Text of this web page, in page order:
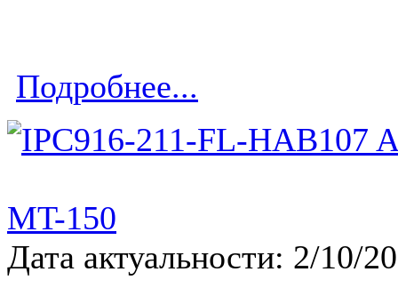
Подробнее...
MT-150
Дата актуальности: 2/10/